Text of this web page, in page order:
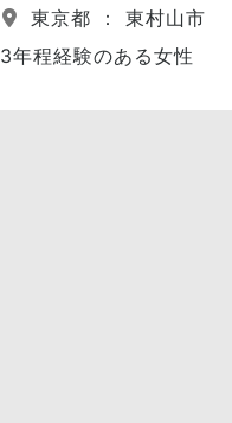
東京都 ： 東村山市
3年程経験のある女性